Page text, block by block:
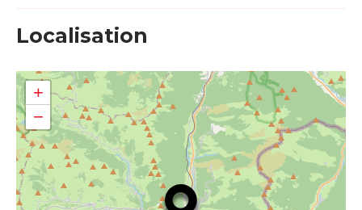
Localisation
+
−